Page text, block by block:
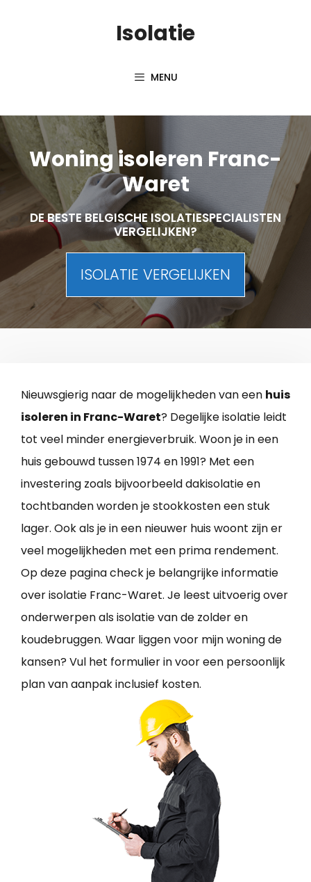
Isolatie
MENU
Woning isoleren Franc-
Waret
DE BESTE BELGISCHE ISOLATIESPECIALISTEN
VERGELIJKEN?
ISOLATIE VERGELIJKEN
Nieuwsgierig naar de mogelijkheden van een huis
isoleren in Franc-Waret? Degelijke isolatie leidt
tot veel minder energieverbruik. Woon je in een
huis gebouwd tussen 1974 en 1991? Met een
investering zoals bijvoorbeeld dakisolatie en
tochtbanden worden je stookkosten een stuk
lager. Ook als je in een nieuwer huis woont zijn er
veel mogelijkheden met een prima rendement.
Op deze pagina check je belangrijke informatie
over isolatie Franc-Waret. Je leest uitvoerig over
onderwerpen als isolatie van de zolder en
koudebruggen. Waar liggen voor mijn woning de
kansen? Vul het formulier in voor een persoonlijk
plan van aanpak inclusief kosten.